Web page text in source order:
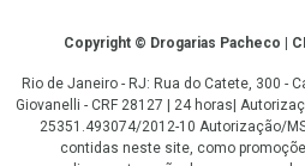
CopyrightCopyright © Drogarias Pacheco |
Rio de Janeiro - RJ: Rua do Catete, 300 -
Giovanelli - CRF 28127 | 24 horas|
25351.493074/2012-10 Autorização/
contidas neste site, como